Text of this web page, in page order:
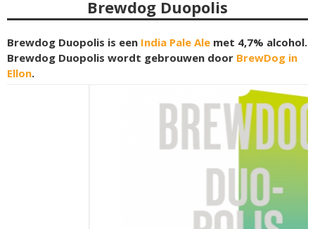
Brewdog Duopolis
Brewdog Duopolis is een India Pale Ale met 4,7% alcohol.
Brewdog Duopolis wordt gebrouwen door BrewDog in
Ellon.